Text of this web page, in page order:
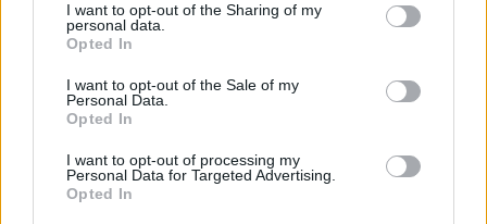
I want to opt-out of the Sharing of my
personal data.
Opted In
I want to opt-out of the Sale of my
Personal Data.
Opted In
I want to opt-out of processing my
Personal Data for Targeted Advertising.
Opted In
A gól már összejött, az áttörés még nem az FK-nak
(videóval)
Tesztmeccsen legyőzte első bajnoki ellenfelét az FK
Csíkszereda női focicsapata
Otthon kapott ki az újonctól a Marosvásárhelyi ASA,
a Steaua sem tudott nyerni